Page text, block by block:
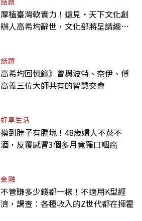
厚植臺灣軟實力！遠見‧天下文化創
辦人高希均辭世，文化部將呈請總統
話題
高希均回憶錄》曾與波特、奈伊、傅
高義三位大師共有的智慧交會
好享生活
摸到脖子有腫塊！48歲婦人不菸不
酒，反覆感冒3個多月竟罹口咽癌
金融
不管賺多少錢都一樣！不適用K型經
濟，調查：各種收入的Z世代都在揮霍